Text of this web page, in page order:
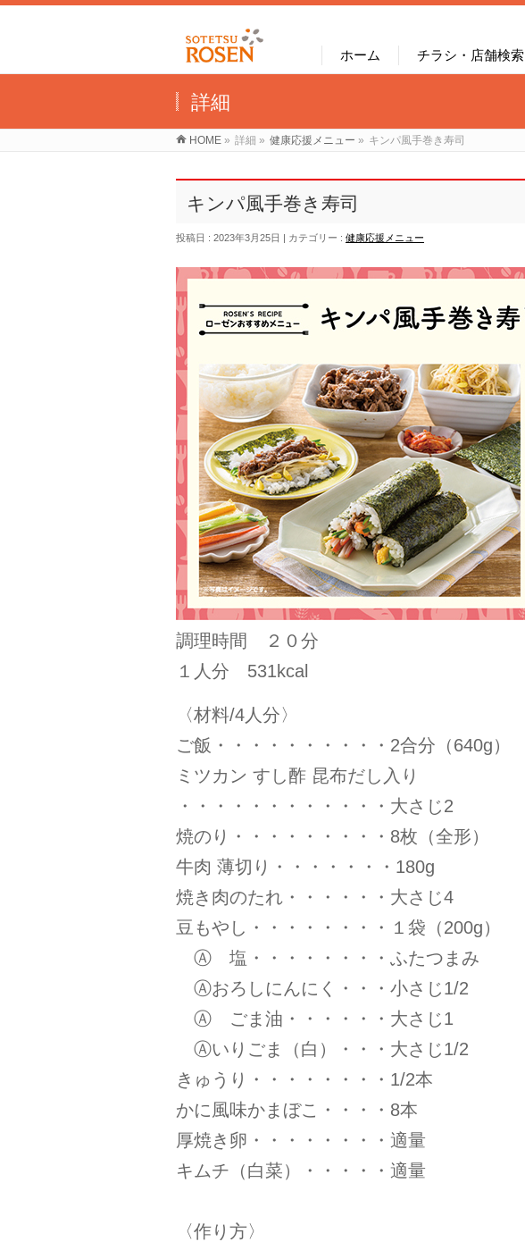
ホーム チラシ・店舗検索
詳細
HOME » 詳細 » 健康応援メニュー » キンパ風手巻き寿司
キンパ風手巻き寿司
投稿日 : 2023年3月25日 カテゴリー : 健康応援メニュー
調理時間 ２０分
１人分 531kcal
〈材料/4人分〉
ご飯・・・・・・・・・・2合分（640g）
ミツカン すし酢 昆布だし入り
・・・・・・・・・・・・大さじ2
焼のり・・・・・・・・・8枚（全形）
牛肉 薄切り・・・・・・・180g
焼き肉のたれ・・・・・・大さじ4
豆もやし・・・・・・・・１袋（200g）
Ⓐ 塩・・・・・・・・ふたつまみ
Ⓐおろしにんにく・・・小さじ1/2
Ⓐ ごま油・・・・・・大さじ1
Ⓐいりごま（白）・・・大さじ1/2
きゅうり・・・・・・・・1/2本
かに風味かまぼこ・・・・8本
厚焼き卵・・・・・・・・適量
キムチ（白菜）・・・・・適量
〈作り方〉